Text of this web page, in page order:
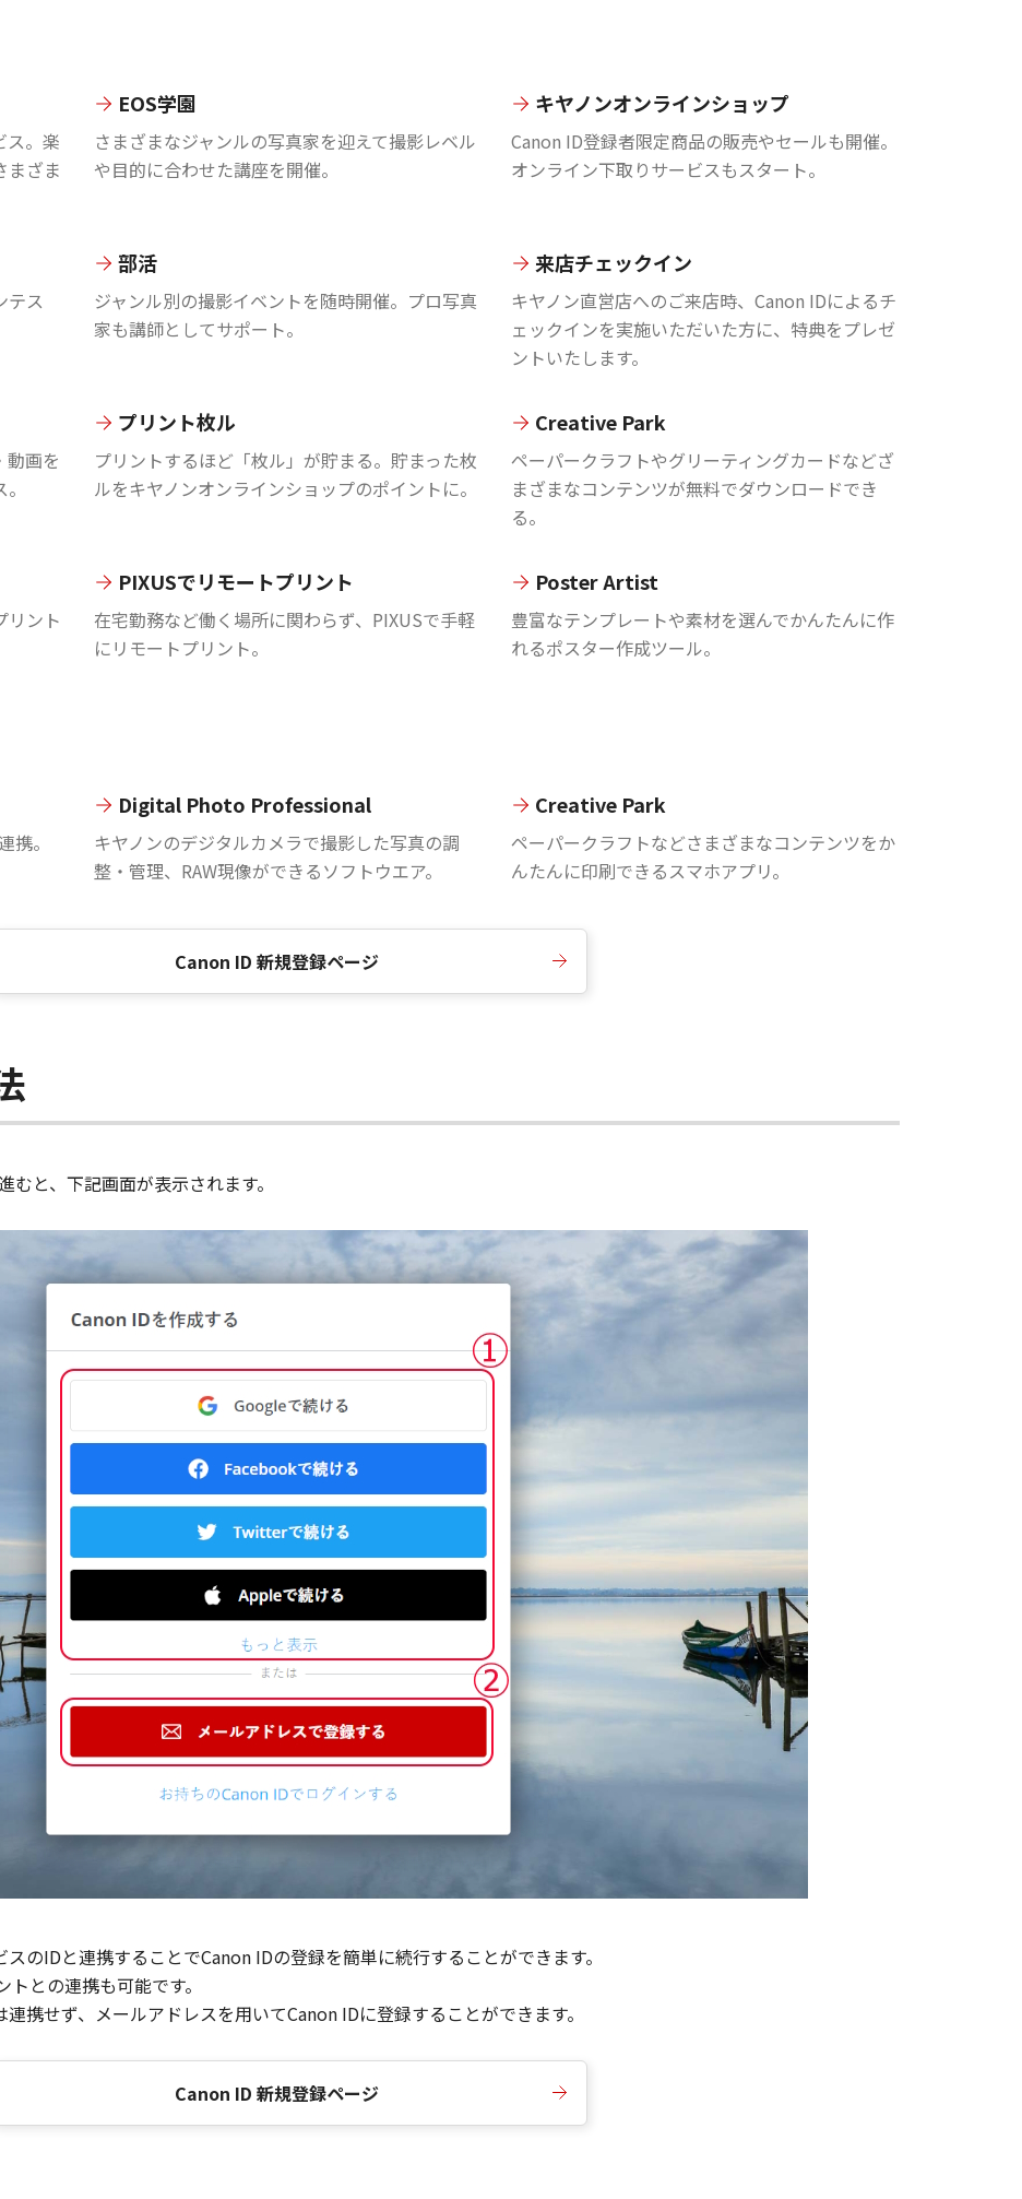
ス。楽
まざま
EOS学園
さまざまなジャンルの写真家を迎えて撮影レベル
や目的に合わせた講座を開催。
キヤノンオンラインショップ
Canon ID登録者限定商品の販売やセールも開催。
オンライン下取りサービスもスタート。
テス
部活
ジャンル別の撮影イベントを随時開催。プロ写真
家も講師としてサポート。
来店チェックイン
キヤノン直営店へのご来店時、Canon IDによるチ
ェックインを実施いただいた方に、特典をプレゼ
ントいたします。
動画を
プリント枚ル
プリントするほど「枚ル」が貯まる。貯まった枚
ルをキヤノンオンラインショップのポイントに。
Creative Park
ペーパークラフトやグリーティングカードなどざ
まざまなコンテンツが無料でダウンロードでき
る。
リント
PIXUSでリモートプリント
在宅勤務など働く場所に関わらず、PIXUSで手軽
にリモートプリント。
Poster Artist
豊富なテンプレートや素材を選んでかんたんに作
れるポスター作成ツール。
携。
Digital Photo Professional
キヤノンのデジタルカメラで撮影した写真の調
整・管理、RAW現像ができるソフトウエア。
Creative Park
ペーパークラフトなどさまざまなコンテンツをか
んたんに印刷できるスマホアプリ。
Canon ID 新規登録ページ
むと、下記画面が表示されます。
のIDと連携することでCanon IDの登録を簡単に続行することができます。
との連携も可能です。
携せず、メールアドレスを用いてCanon IDに登録することができます。
Canon ID 新規登録ページ